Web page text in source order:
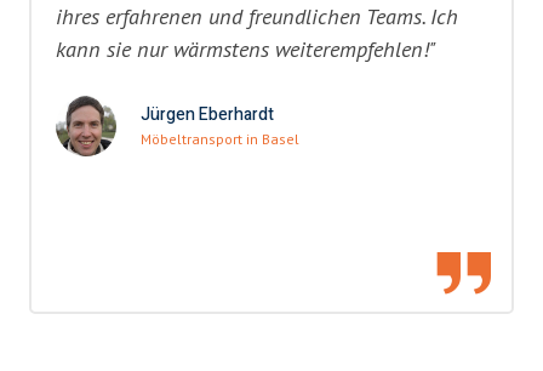
ihres erfahrenen und freundlichen Teams. Ich
kann sie nur wärmstens weiterempfehlen!"
Jürgen Eberhardt
Möbeltransport in Basel